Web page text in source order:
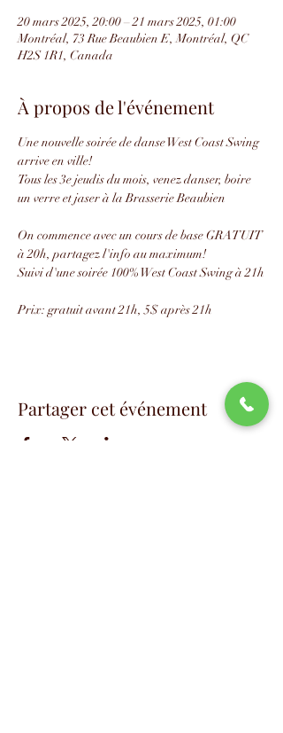
20 mars 2025, 20:00 – 21 mars 2025, 01:00
Montréal, 73 Rue Beaubien E, Montréal, QC
H2S 1R1, Canada
À propos de l'événement
Une nouvelle soirée de danse West Coast Swing
arrive en ville!
Tous les 3e jeudis du mois, venez danser, boire
un verre et jaser à la Brasserie Beaubien
On commence avec un cours de base GRATUIT
à 20h, partagez l'info au maximum!
Suivi d'une soirée 100% West Coast Swing à 21h
Prix: gratuit avant 21h, 5$ après 21h
Partager cet événement